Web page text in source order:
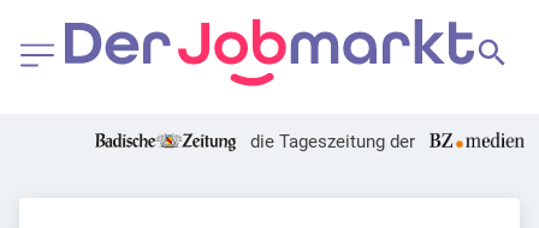
die Tageszeitung der